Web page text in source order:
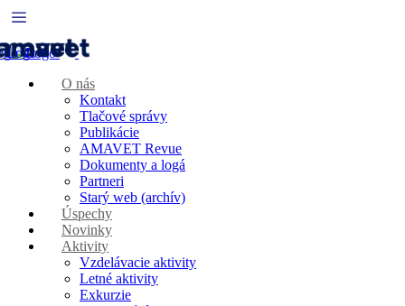
O nás
Kontakt
Tlačové správy
Publikácie
AMAVET Revue
Dokumenty a logá
Partneri
Starý web (archív)
Úspechy
Novinky
Aktivity
Vzdelávacie aktivity
Letné aktivity
Exkurzie